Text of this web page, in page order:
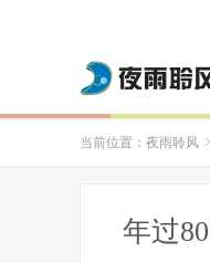
当前位置： 夜雨聆风 >
年过